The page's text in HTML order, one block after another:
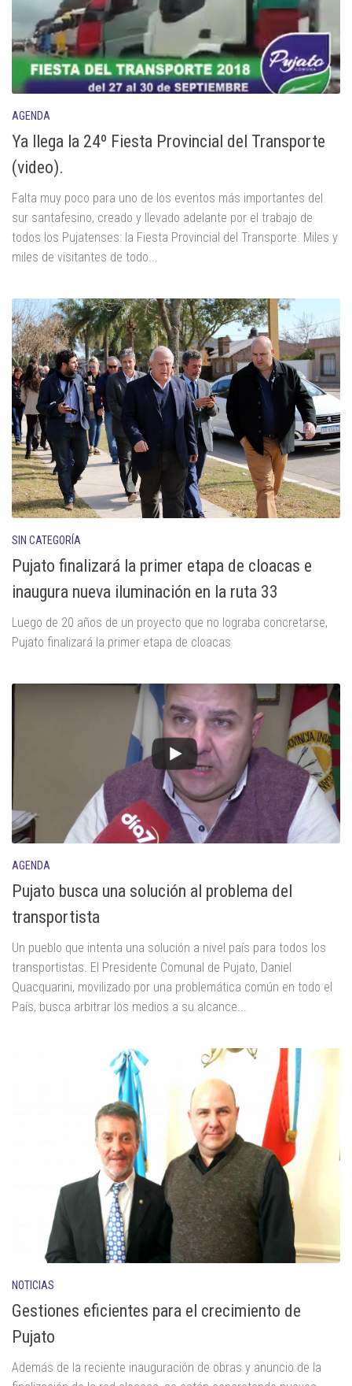
AGENDA
Ya llega la 24º Fiesta Provincial del Transporte
(video).
Falta muy poco para uno de los eventos más importantes del
sur santafesino, creado y llevado adelante por el trabajo de
todos los Pujatenses: la Fiesta Provincial del Transporte. Miles y
miles de visitantes de todo...
SIN CATEGORÍA
Pujato finalizará la primer etapa de cloacas e
inaugura nueva iluminación en la ruta 33
Luego de 20 años de un proyecto que no lograba concretarse,
Pujato finalizará la primer etapa de cloacas
AGENDA
Pujato busca una solución al problema del
transportista
Un pueblo que intenta una solución a nivel país para todos los
transportistas. El Presidente Comunal de Pujato, Daniel
Quacquarini, movilizado por una problemática común en todo el
País, busca arbitrar los medios a su alcance...
NOTICIAS
Gestiones eficientes para el crecimiento de
Pujato
Además de la reciente inauguración de obras y anuncio de la